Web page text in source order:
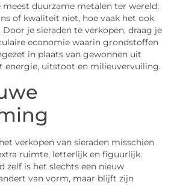
meest duurzame metalen ter wereld:
of kwaliteit niet, hoe vaak het ook
je sieraden te verkopen, draag je
economie waarin grondstoffen
in plaats van gewonnen uit
energie, uitstoot en milieuvervuiling.
verkopen van sieraden misschien
ruimte, letterlijk en figuurlijk.
zelf is het slechts een nieuw
van vorm, maar blijft zijn